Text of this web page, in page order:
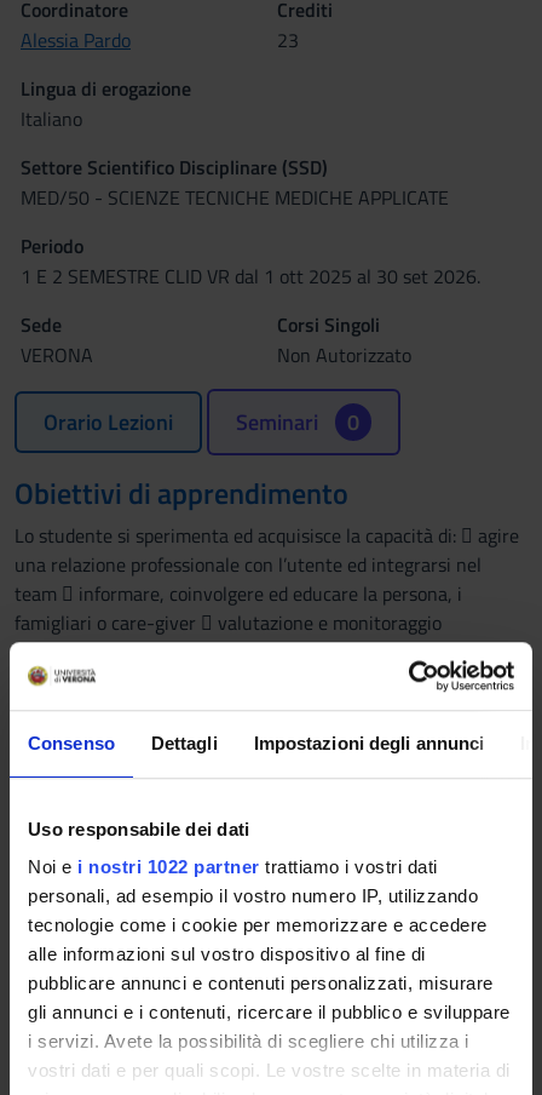
Consenso Dettagli Impostazioni degli annunci
Uso responsabile dei dati
Noi e i nostri 1022 partner trattiamo i vostri dati
personali, ad esempio il vostro numero IP, utilizzando
tecnologie come i cookie per memorizzare e accedere
alle informazioni sul vostro dispositivo al fine di
pubblicare annunci e contenuti personalizzati, misurare
gli annunci e i contenuti, ricercare il pubblico e sviluppare
i servizi. Avete la possibilità di scegliere chi utilizza i
vostri dati e per quali scopi. Le vostre scelte in materia di
Coordinatore
Alessia Pardo
Crediti
23
Lingua di erogazione
Italiano
Settore Scientifico Disciplinare (SSD)
MED/50 - SCIENZE TECNICHE MEDICHE APPLICATE
Periodo
1 E 2 SEMESTRE CLID VR dal 1 ott 2025 al 30 set 2026.
Sede
VERONA
Corsi Singoli
Non Autorizzato
Orario Lezioni Seminari 0
Obiettivi di apprendimento
Lo studente si sperimenta ed acquisisce la capacità di:  agire
una relazione professionale con l’utente ed integrarsi nel
team  informare, coinvolgere ed educare la persona, i
famigliari o care-giver  valutazione e monitoraggio
parodontale – accertamento – esame obiettivo del cavo orale
 attuare tecniche operative di igiene orale professionale
Prerequisiti e nozioni di base
Il prerequisito per lo svolgimento del tirocinio del 2°anno è la
2°anno.
Programma
Il tirocinio del 2°anno è basato un’attività assistenziale
tutelata.
Lo studente al termine del secondo anno del corso di laurea
dovrà:
• Essere in grado di individuare anomalie e lesioni dentali;
• Riconoscere correttamente il bordo tagliente di una curette